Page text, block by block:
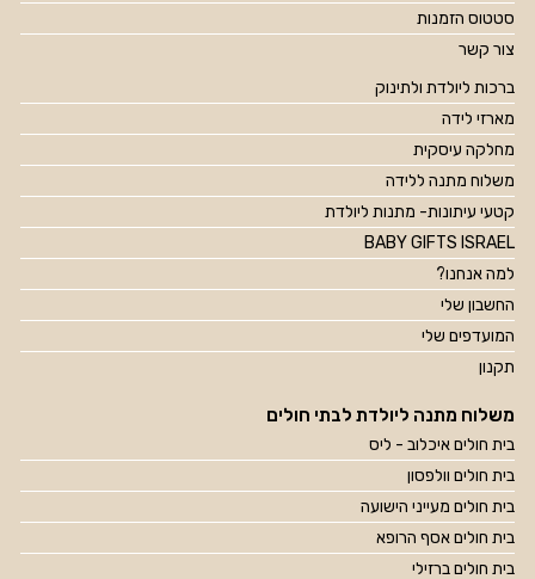
סטטוס הזמנות
צור קשר
ברכות ליולדת ולתינוק
מארזי לידה
מחלקה עיסקית
משלוח מתנה ללידה
קטעי עיתונות- מתנות ליולדת
BABY GIFTS ISRAEL
למה אנחנו?
החשבון שלי
המועדפים שלי
תקנון
משלוח מתנה ליולדת לבתי חולים
בית חולים איכלוב - ליס
בית חולים וולפסון
בית חולים מעייני הישועה
בית חולים אסף הרופא
בית חולים ברזילי